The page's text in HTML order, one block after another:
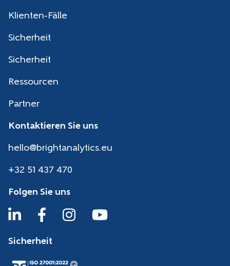
Klienten-Fälle
Sicherheit
Sicherheit
Ressourcen
Partner
Kontaktieren Sie uns
hello@brightanalytics.eu
+32 51 437 470
Folgen Sie uns
Sicherheit